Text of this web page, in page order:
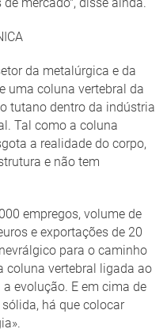
da metalúrgica e da
uma coluna vertebral da
tutano dentro da indústria
Tal como a coluna
a realidade do corpo,
e não tem
empregos, volume de
e exportações de 20
para o caminho
coluna vertebral ligada ao
evolução. E em cima de
há que colocar